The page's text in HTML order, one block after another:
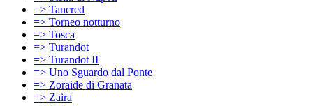
=> Tancred
=> Torneo notturno
=> Tosca
=> Turandot
=> Turandot II
=> Uno Sguardo dal Ponte
=> Zoraide di Granata
=> Zaira